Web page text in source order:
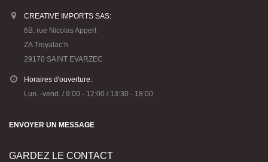
CREATIVE IMPORTS SAS:
6B, rue Nicolas Appert
ZA Troyalac’h
29170 SAINT EVARZEC
Horaires d'ouverture:
Lun. -vend. / 9:00 - 12:00 / 13:30 - 18:00
ENVOYER UN MESSAGE
GARDEZ LE CONTACT